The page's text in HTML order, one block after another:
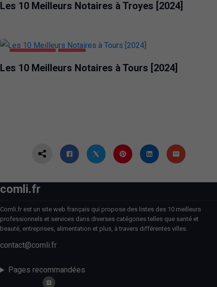
Les 10 Meilleurs Notaires à Troyes [2024]
Les 10 Meilleurs Notaires à Tours [2024]
comli.fr
Comli.fr est un site web français qui propose des listes des 10 meilleurs
professionnels et services dans diverses catégories telles que santé et
beauté, entreprises, alimentation et plus, à travers différentes villes.
contact@comli.fr
Pages recommandées